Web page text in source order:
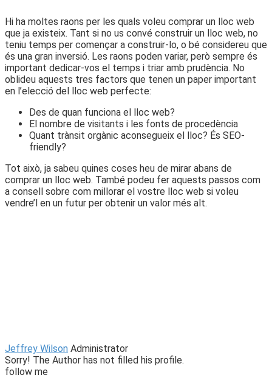
Hi ha moltes raons per les quals voleu comprar un lloc web
que ja existeix. Tant si no us convé construir un lloc web, no
teniu temps per començar a construir-lo, o bé considereu que
és una gran inversió. Les raons poden variar, però sempre és
important dedicar-vos el temps i triar amb prudència. No
oblideu aquests tres factors que tenen un paper important
en l’elecció del lloc web perfecte:
Des de quan funciona el lloc web?
El nombre de visitants i les fonts de procedència
Quant trànsit orgànic aconsegueix el lloc? És SEO-
friendly?
Tot això, ja sabeu quines coses heu de mirar abans de
comprar un lloc web. També podeu fer aquests passos com
a consell sobre com millorar el vostre lloc web si voleu
vendre’l en un futur per obtenir un valor més alt.
Jeffrey Wilson Administrator
Sorry! The Author has not filled his profile.
follow me